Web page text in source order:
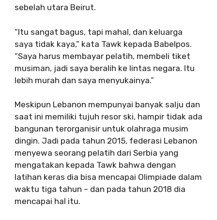
sebelah utara Beirut.
“Itu sangat bagus, tapi mahal, dan keluarga
saya tidak kaya,” kata Tawk kepada Babelpos.
“Saya harus membayar pelatih, membeli tiket
musiman, jadi saya beralih ke lintas negara. Itu
lebih murah dan saya menyukainya.”
Meskipun Lebanon mempunyai banyak salju dan
saat ini memiliki tujuh resor ski, hampir tidak ada
bangunan terorganisir untuk olahraga musim
dingin. Jadi pada tahun 2015, federasi Lebanon
menyewa seorang pelatih dari Serbia yang
mengatakan kepada Tawk bahwa dengan
latihan keras dia bisa mencapai Olimpiade dalam
waktu tiga tahun – dan pada tahun 2018 dia
mencapai hal itu.